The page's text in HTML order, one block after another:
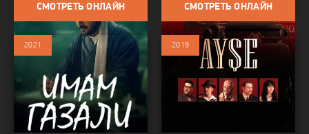
СМОТРЕТЬ ОНЛАЙН СМОТРЕТЬ ОНЛАЙН
2021 2019